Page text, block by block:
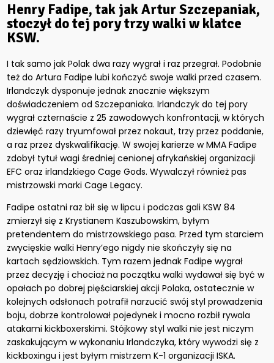
Henry Fadipe, tak jak Artur Szczepaniak,
stoczył do tej pory trzy walki w klatce
KSW.
I tak samo jak Polak dwa razy wygrał i raz przegrał. Podobnie
też do Artura Fadipe lubi kończyć swoje walki przed czasem.
Irlandczyk dysponuje jednak znacznie większym
doświadczeniem od Szczepaniaka. Irlandczyk do tej pory
wygrał czternaście z 25 zawodowych konfrontacji, w których
dziewięć razy tryumfował przez nokaut, trzy przez poddanie,
a raz przez dyskwalifikację. W swojej karierze w MMA Fadipe
zdobył tytuł wagi średniej cenionej afrykańskiej organizacji
EFC oraz irlandzkiego Cage Gods. Wywalczył również pas
mistrzowski marki Cage Legacy.
Fadipe ostatni raz bił się w lipcu i podczas gali KSW 84
zmierzył się z Krystianem Kaszubowskim, byłym
pretendentem do mistrzowskiego pasa. Przed tym starciem
zwycięskie walki Henry’ego nigdy nie skończyły się na
kartach sędziowskich. Tym razem jednak Fadipe wygrał
przez decyzję i chociaż na początku walki wydawał się być w
opałach po dobrej pięściarskiej akcji Polaka, ostatecznie w
kolejnych odsłonach potrafił narzucić swój styl prowadzenia
boju, dobrze kontrolował pojedynek i mocno rozbił rywala
atakami kickboxerskimi. Stójkowy styl walki nie jest niczym
zaskakującym w wykonaniu Irlandczyka, który wywodzi się z
kickboxingu i jest byłym mistrzem K-1 organizacji ISKA.